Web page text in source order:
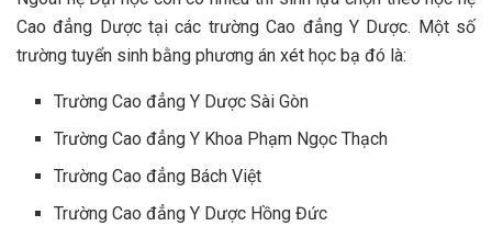
Cao đẳng Dược tại các trường Cao đẳng Y Dược. Một số
trường tuyển sinh bằng phương án xét học bạ đó là:
Trường Cao đẳng Y Dược Sài Gòn
Trường Cao đẳng Y Khoa Phạm Ngọc Thạch
Trường Cao đẳng Bách Việt
Trường Cao đẳng Y Dược Hồng Đức